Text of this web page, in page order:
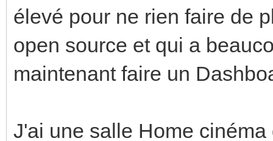
élevé pour ne rien faire de
open source et qui a
maintenant faire un
J'ai une salle Home